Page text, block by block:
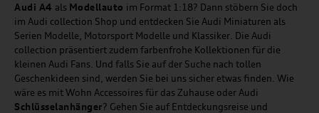
Audi A4 als Modellauto im Format 1:18? Dann stöbern Sie doch
im Audi collection Shop und entdecken Sie Audi Miniaturen als
Serien Modelle, Motorsport Modelle und Klassiker. Die Audi
collection präsentiert zudem farbenfrohe Kollektionen für die
kleinen Audi Fans. Und falls Sie auf der Suche nach tollen
Geschenkideen sind, werden Sie bei uns sicher etwas finden. Wie
wäre es mit Wohn Accessoires für das Zuhause oder Audi
Schlüsselanhänger? Gehen Sie auf Entdeckungsreise und